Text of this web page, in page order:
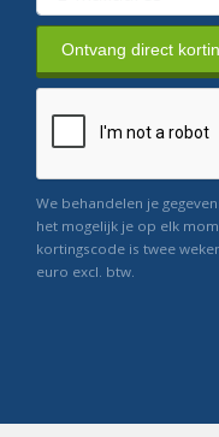
Ontvang direct
We behandelen je
het mogelijk je op elk
kortingscode is twee
euro excl. btw.